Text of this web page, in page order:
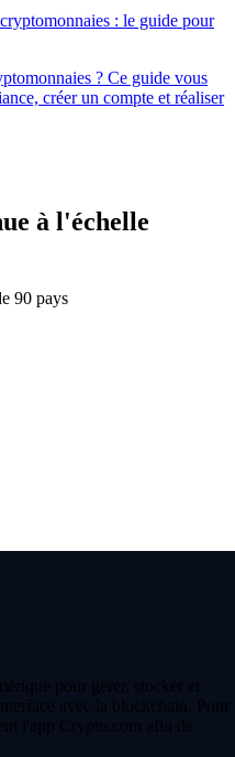
: le guide pour
? Ce guide vous
créer un compte et réaliser
à l'échelle
90 pays
pour gérer, stocker et
avec la blockchain. Pour
l'app Crypto.com afin de